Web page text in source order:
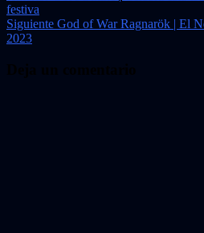
de
entradas
festiva
Siguiente God of War Ragnarök | El
2023